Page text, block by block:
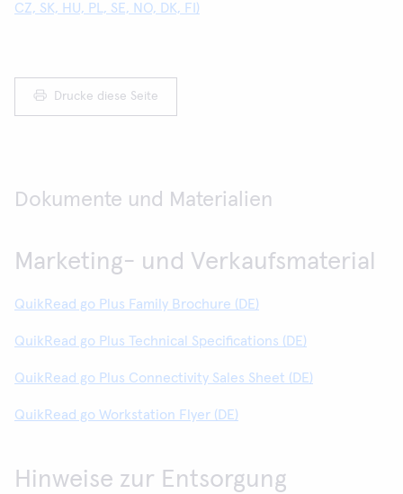
CZ, SK, HU, PL, SE, NO, DK, FI)
Drucke diese Seite
Dokumente und Materialien
Marketing- und Verkaufsmaterial
QuikRead go Plus Family Brochure (DE)
QuikRead go Plus Technical Specifications (DE)
QuikRead go Plus Connectivity Sales Sheet (DE)
QuikRead go Workstation Flyer (DE)
Hinweise zur Entsorgung